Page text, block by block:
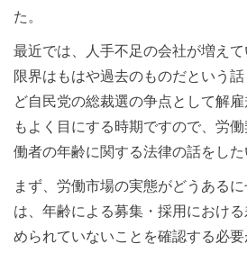
た。
最近では、人手不足の会社が増え
限界はもはや過去のものだという
ど自民党の総裁選の争点として解
もよく目にする時期ですので、労
働者の年齢に関する法律の話をした
まず、労働市場の実態がどうある
は、年齢による募集・採用におけ
められていないことを確認する必要